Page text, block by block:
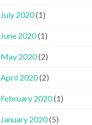
July 2020(1)
June 2020(1)
May 2020(2)
April 2020(2)
February 2020(1)
January 2020(5)